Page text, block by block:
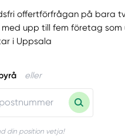
offertförfrågan på bara
med upp till fem företag som
i Uppsala
eller
din position vetja!